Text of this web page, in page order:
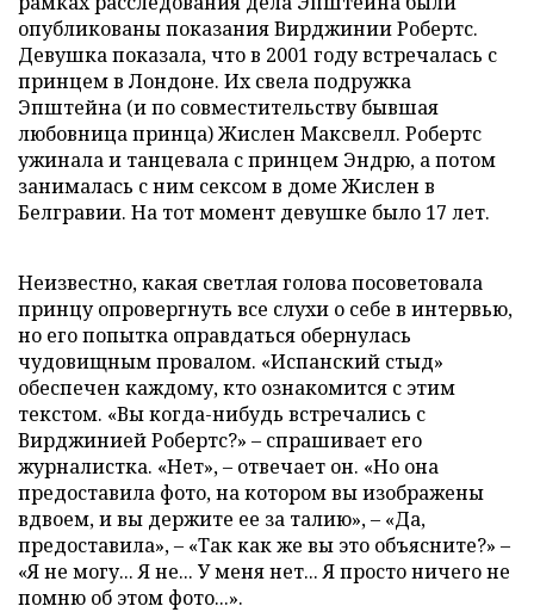
опубликованы показания Вирджинии Робертс.
Девушка показала, что в 2001 году встречалась с
принцем в Лондоне. Их свела подружка
Эпштейна (и по совместительству бывшая
любовница принца) Жислен Максвелл. Робертс
ужинала и танцевала с принцем Эндрю, а потом
занималась с ним сексом в доме Жислен в
Белгравии. На тот момент девушке было 17 лет.
Неизвестно, какая светлая голова посоветовала
принцу опровергнуть все слухи о себе в интервью,
но его попытка оправдаться обернулась
чудовищным провалом. «Испанский стыд»
обеспечен каждому, кто ознакомится с этим
текстом. «Вы когда-нибудь встречались с
Вирджинией Робертс?» – спрашивает его
журналистка. «Нет», – отвечает он. «Но она
предоставила фото, на котором вы изображены
вдвоем, и вы держите ее за талию», – «Да,
предоставила», – «Так как же вы это объясните?» –
«Я не могу... Я не... У меня нет... Я просто ничего не
помню об этом фото...».